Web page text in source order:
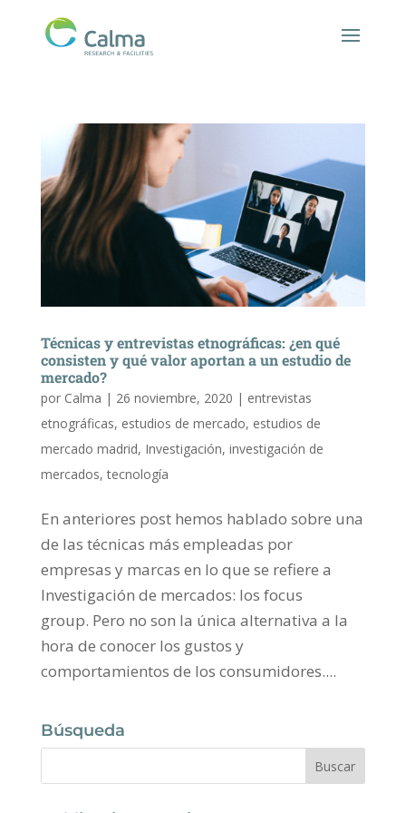
Técnicas y entrevistas etnográficas: ¿en qué
consisten y qué valor aportan a un estudio de
mercado?
por Calma | 26 noviembre, 2020 | entrevistas
etnográficas, estudios de mercado, estudios de
mercado madrid, Investigación, investigación de
mercados,tecnología
En anteriores post hemos hablado sobre una
de las técnicas más empleadas por
empresas y marcas en lo que se refiere a
Investigación de mercados: los focus
group. Pero no son la única alternativa a la
hora de conocer los gustos y
comportamientos de los consumidores....
Búsqueda